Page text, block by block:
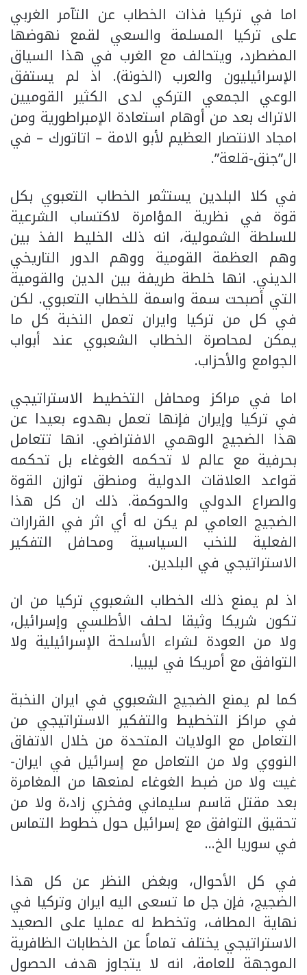
اما في تركيا فذات الخطاب عن التآمر الغربي
على تركيا المسلمة والسعي لقمع نهوضها
المضطرد، ويتحالف مع الغرب في هذا السياق
الإسرائيليون والعرب (الخونة). اذ لم يستفق
الوعي الجمعي التركي لدى الكثير القوميين
الاتراك بعد من أوهام استعادة الإمبراطورية ومن
امجاد الانتصار العظيم لأبو الامة – اتاتورك – في
ال”جنق-قلعة”.
في كلا البلدين يستثمر الخطاب التعبوي بكل
قوة في نظرية المؤامرة لاكتساب الشرعية
للسلطة الشمولية، انه ذلك الخليط الفذ بين
وهم العظمة القومية ووهم الدور التاريخي
الديني. انها خلطة طريفة بين الدين والقومية
التي أصبحت سمة واسمة للخطاب التعبوي. لكن
في كل من تركيا وايران تعمل النخبة كل ما
يمكن لمحاصرة الخطاب الشعبوي عند أبواب
الجوامع والأحزاب.
اما في مراكز ومحافل التخطيط الاستراتيجي
في تركيا وإيران فإنها تعمل بهدوء بعيدا عن
هذا الضجيج الوهمي الافتراضي. انها تتعامل
بحرفية مع عالم لا تحكمه الغوغاء بل تحكمه
قواعد العلاقات الدولية ومنطق توازن القوة
والصراع الدولي والحوكمة. ذلك ان كل هذا
الضجيج العامي لم يكن له أي اثر في القرارات
الفعلية للنخب السياسية ومحافل التفكير
الاستراتيجي في البلدين.
اذ لم يمنع ذلك الخطاب الشعبوي تركيا من ان
تكون شريكا وثيقا لحلف الأطلسي وإسرائيل،
ولا من العودة لشراء الأسلحة الإسرائيلية ولا
التوافق مع أمريكا في ليبيا.
كما لم يمنع الضجيج الشعبوي في ايران النخبة
في مراكز التخطيط والتفكير الاستراتيجي من
التعامل مع الولايات المتحدة من خلال الاتفاق
النووي ولا من التعامل مع إسرائيل في ايران-
غيت ولا من ضبط الغوغاء لمنعها من المغامرة
بعد مقتل قاسم سليماني وفخري زاد،ة ولا من
تحقيق التوافق مع إسرائيل حول خطوط التماس
في سوريا الخ…
في كل الأحوال، وبغض النظر عن كل هذا
الضجيج، فإن جل ما تسعى اليه ايران وتركيا في
نهاية المطاف، وتخطط له عمليا على الصعيد
الاستراتيجي يختلف تماماً عن الخطابات الظافرية
الموجهة للعامة، انه لا يتجاوز هدف الحصول